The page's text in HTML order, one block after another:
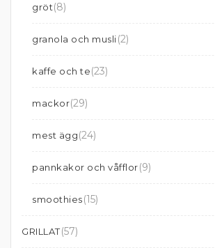
gröt(8)
granola och musli(2)
kaffe och te(23)
mackor(29)
mest ägg(24)
pannkakor och våfflor(9)
smoothies(15)
GRILLAT(57)